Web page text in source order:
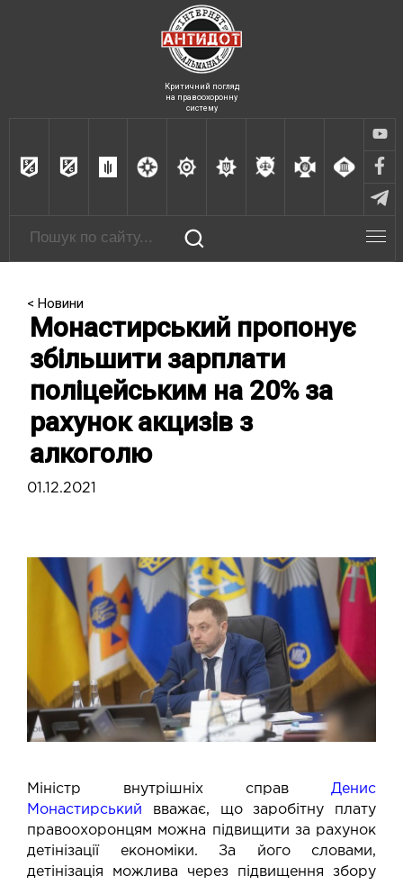
Критичний погляд
на правоохоронну
систему
< Новини
Монастирський пропонує
збільшити зарплати
поліцейським на 20% за
рахунок акцизів з
алкоголю
01.12.2021
Міністр внутрішніх справ Денис
Монастирський вважає, що заробітну плату
правоохоронцям можна підвищити за рахунок
детінізації економіки. За його словами,
детінізація можлива через підвищення збору